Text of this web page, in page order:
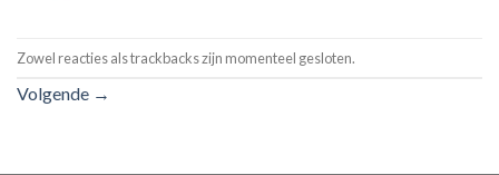
Zowel reacties als trackbacks zijn momenteel gesloten.
Volgende →